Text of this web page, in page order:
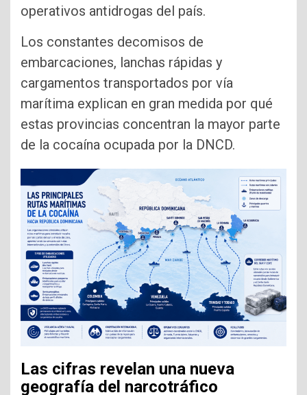
operativos antidrogas del país.
Los constantes decomisos de
embarcaciones, lanchas rápidas y
cargamentos transportados por vía
marítima explican en gran medida por qué
estas provincias concentran la mayor parte
de la cocaína ocupada por la DNCD.
Las cifras revelan una nueva
geografía del narcotráfico